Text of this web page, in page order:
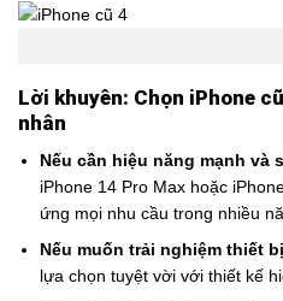
Lời khuyên: Chọn iPhone
nhân
Nếu cần hiệu năng mạnh và
iPhone 14 Pro Max hoặc
ứng mọi nhu cầu trong nhiều
Nếu muốn trải nghiệm thiết
lựa chọn tuyệt vời với thiết kế